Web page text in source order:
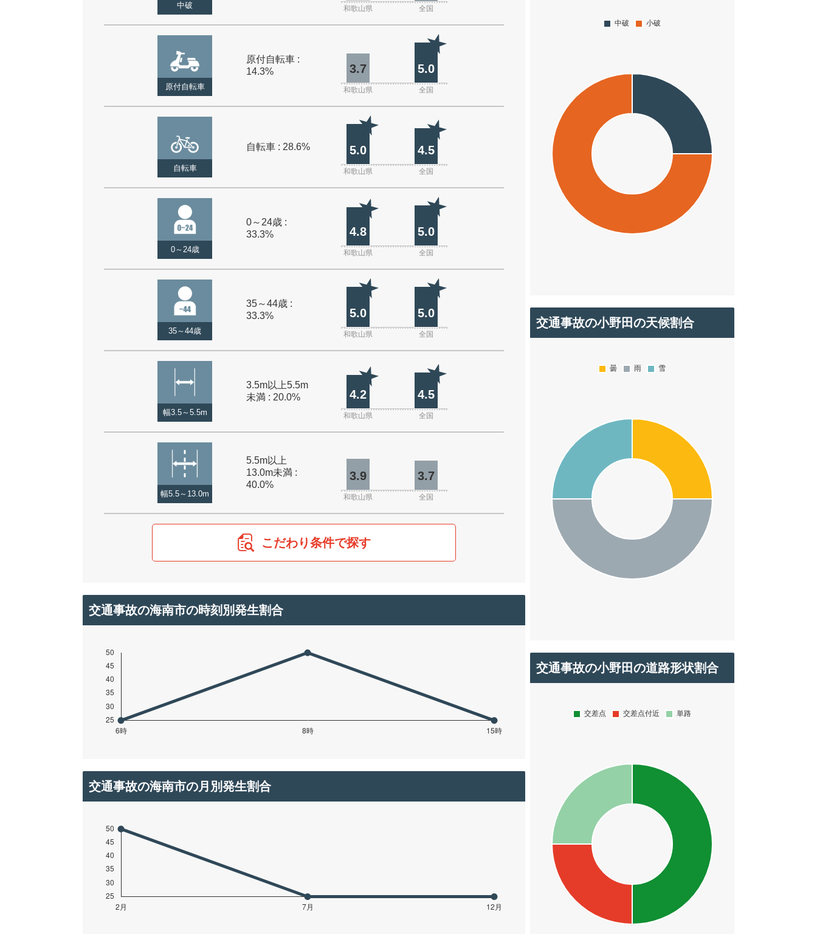
中破 和歌山県 全国
原付自転車
原付自転車 :
14.3%
3.7 5.0
和歌山県 全国
自転車
自転車 : 28.6% 5.0 4.5
和歌山県 全国
0～24歳
0～24歳 :
33.3%
4.8 5.0
和歌山県 全国
35～44歳
35～44歳 :
33.3%
5.0 5.0
和歌山県 全国
幅3.5～5.5m
3.5m以上5.5m
未満 : 20.0%
4.2 4.5
和歌山県 全国
幅5.5～13.0m
5.5m以上
13.0m未満 :
40.0%
3.9 3.7
和歌山県 全国
こだわり条件で探す
交通事故の海南市の時刻別発生割合
交通事故の海南市の月別発生割合
交通事故の小野田の天候割合
交通事故の小野田の道路形状割合